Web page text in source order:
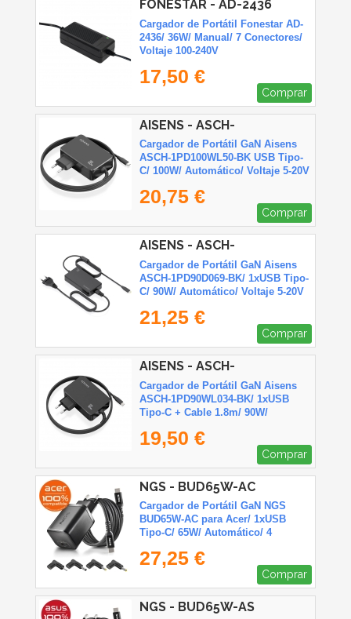
FONESTAR - AD-2436
Cargador de Portátil Fonestar AD-
2436/ 36W/ Manual/ 7 Conectores/
Voltaje 100-240V
17,50 €
Comprar
AISENS - ASCH-
1PD100WL50-BK
Cargador de Portátil GaN Aisens
ASCH-1PD100WL50-BK USB Tipo-
C/ 100W/ Automático/ Voltaje 5-20V
20,75 €
Comprar
AISENS - ASCH-
1PD90D069-BK
Cargador de Portátil GaN Aisens
ASCH-1PD90D069-BK/ 1xUSB Tipo-
C/ 90W/ Automático/ Voltaje 5-20V
21,25 €
Comprar
AISENS - ASCH-
1PD90WL034-BK
Cargador de Portátil GaN Aisens
ASCH-1PD90WL034-BK/ 1xUSB
Tipo-C + Cable 1.8m/ 90W/
19,50 €
Comprar
NGS - BUD65W-AC
Cargador de Portátil GaN NGS
BUD65W-AC para Acer/ 1xUSB
Tipo-C/ 65W/ Automático/ 4
27,25 €
Comprar
NGS - BUD65W-AS